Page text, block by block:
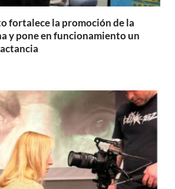
fortalece la promoción de la
y pone en funcionamiento un